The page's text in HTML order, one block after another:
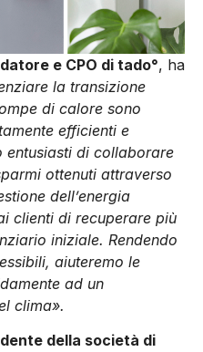
e CPO di tado°, ha
la transizione
di calore sono
efficienti e
entusiasti di collaborare
ottenuti attraverso
dell’energia
clienti di recuperare più
iniziale. Rendendo
aiuteremo le
ad un
clima».
della società di